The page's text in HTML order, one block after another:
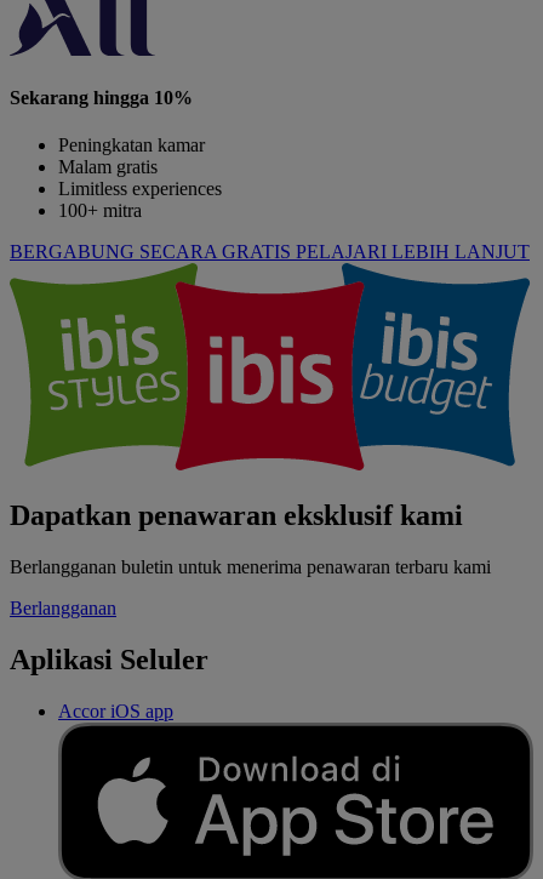
Sekarang hingga 10%
Peningkatan kamar
Malam gratis
Limitless experiences
100+ mitra
BERGABUNG SECARA GRATIS PELAJARI LEBIH LANJUT
Dapatkan penawaran eksklusif kami
Berlangganan buletin untuk menerima penawaran terbaru kami
Berlangganan
Aplikasi Seluler
Accor iOS app